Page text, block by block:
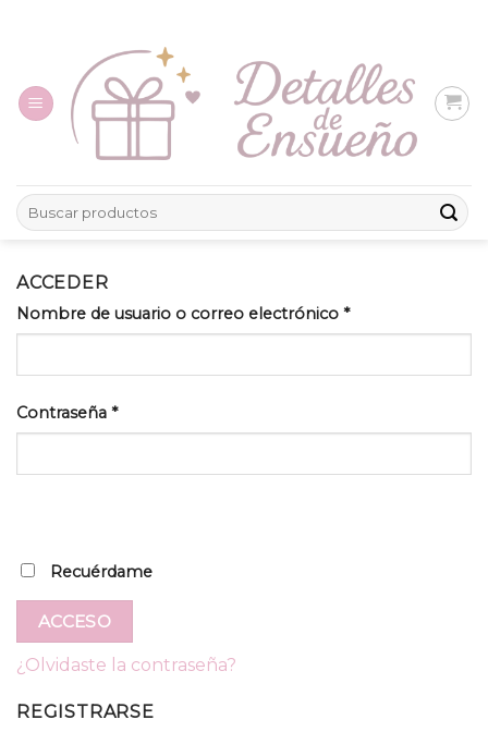
Buscar
por:
ACCEDER
Nombre de usuario o correo electrónico *
Contraseña *
Recuérdame
ACCESO
¿Olvidaste la contraseña?
REGISTRARSE